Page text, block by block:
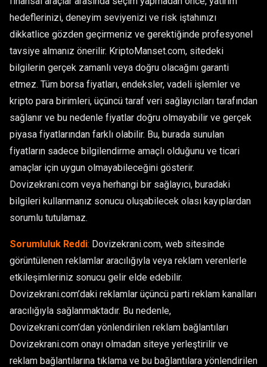
hedeflerinizi, deneyim seviyenizi ve risk iştahınızı
dikkatlice gözden geçirmeniz ve gerektiğinde profesyonel
tavsiye almanız önerilir. KriptoManset.com, sitedeki
bilgilerin gerçek zamanlı veya doğru olacağını garanti
etmez. Tüm borsa fiyatları, endeksler, vadeli işlemler ve
kripto para birimleri, üçüncü taraf veri sağlayıcıları tarafından
sağlanır ve bu nedenle fiyatlar doğru olmayabilir ve gerçek
piyasa fiyatlarından farklı olabilir. Bu, burada sunulan
fiyatların sadece bilgilendirme amaçlı olduğunu ve ticari
amaçlar için uygun olmayabileceğini gösterir.
Dovizekrani.com veya herhangi bir sağlayıcı, buradaki
bilgileri kullanmanız sonucu oluşabilecek olası kayıplardan
sorumlu tutulamaz.
Sorumluluk Reddi: Dovizekrani.com, web sitesinde
görüntülenen reklamlar aracılığıyla veya reklam verenlerle
etkileşimleriniz sonucu gelir elde edebilir.
Dovizekrani.com’daki reklamlar üçüncü parti reklam kanalları
aracılığıyla sağlanmaktadır. Bu nedenle,
Dovizekrani.com’dan yönlendirilen reklam bağlantıları
Dovizekrani.com onayı olmadan siteye yerleştirilir ve
reklam bağlantılarına tıklama ve bu bağlantılara yönlendirilen